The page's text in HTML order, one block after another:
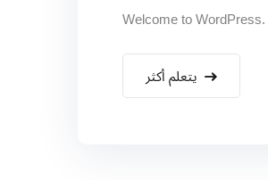
Welcome to
يتعلم أكثر